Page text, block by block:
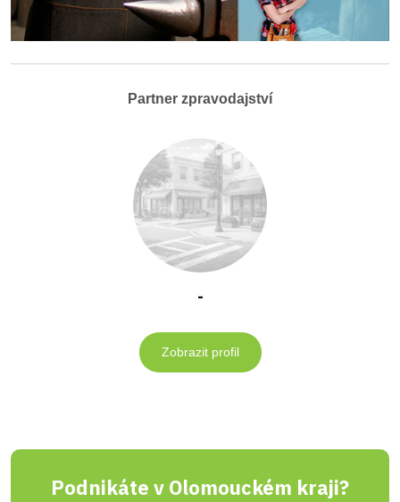
Partner zpravodajství
-
Zobrazit profil
Podnikáte v Olomouckém kraji?